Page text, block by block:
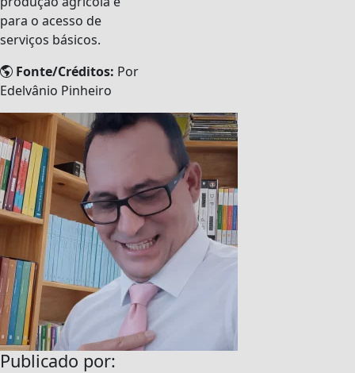
para o acesso de
serviços básicos.
Fonte/Créditos: Por
Edelvânio Pinheiro
Publicado por: